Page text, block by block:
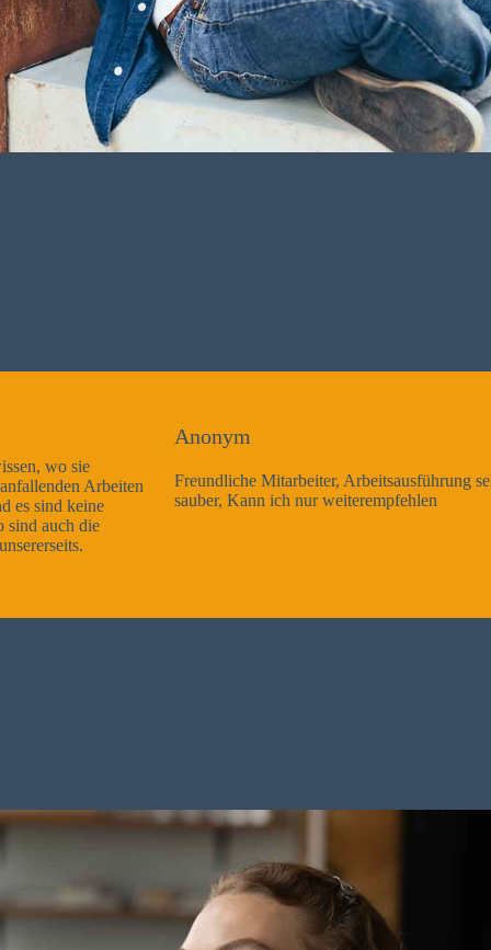
Freundliche Mitarbeiter, Arbeitsausführung sehr gut und sehr
sauber, Kann ich nur weiterempfehlen